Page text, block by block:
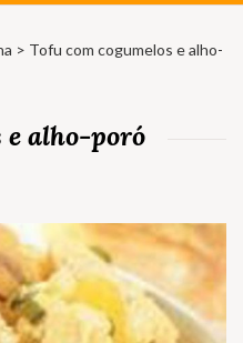
> Tofu com cogumelos e alho-
e alho-poró